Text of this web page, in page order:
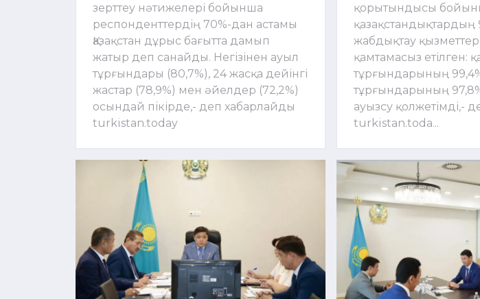
зерттеу нәтижелері бойынша
респонденттердің 70%-дан астамы
Қазақстан дұрыс бағытта дамып
жатыр деп санайды. Негізінен ауыл
тұрғындары (80,7%), 24 жасқа дейінгі
жастар (78,9%) мен әйелдер (72,2%)
осындай пікірде,- деп хабарлайды
turkistan.today
қорытындысы
қазақстандықтардың
жабдықтау
қамтамасыз етілген:
тұрғындарының
тұрғындарының
ауызсу қолжетімді,-
turkistan.toda...